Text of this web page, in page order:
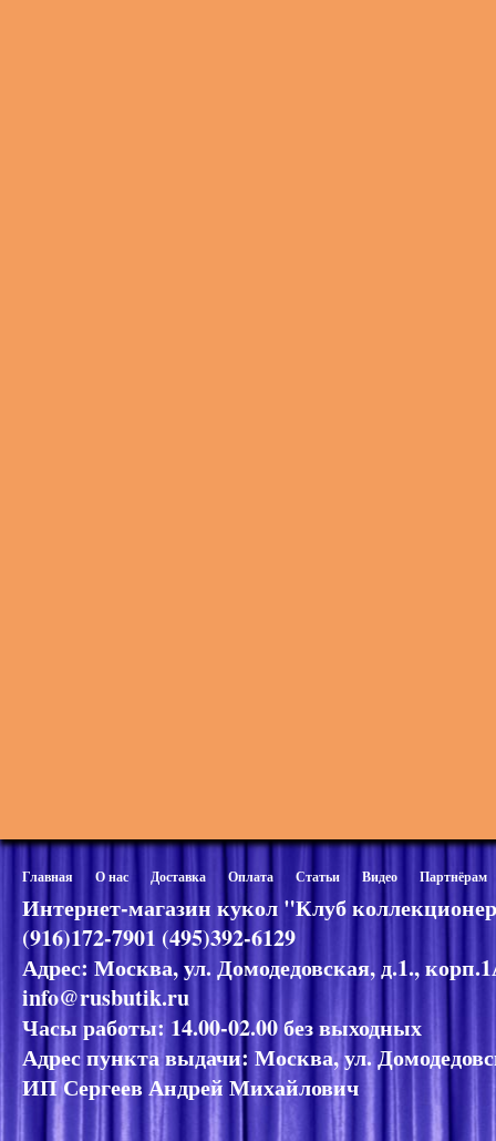
Главная О нас Доставка Оплата Статьи Видео Партнёрам
Интернет-магазин кукол "Клуб
(916)172-7901 (495)392-6129
Адрес: Москва, ул. Домодедовская, д.1.,
info@rusbutik.ru
Часы работы: 14.00-02.00 без выходных
Адрес пункта выдачи: Москва, ул.
ИП Сергеев Андрей Михайлович